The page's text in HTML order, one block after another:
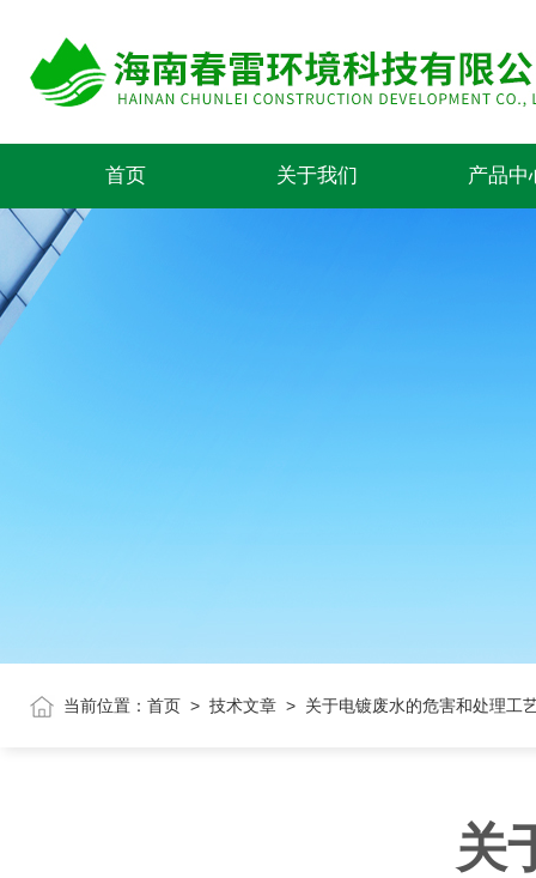
首页 关于我们 产品中
当前位置： 首页 > 技术文章 > 关于电镀废水的危害和处理工
关